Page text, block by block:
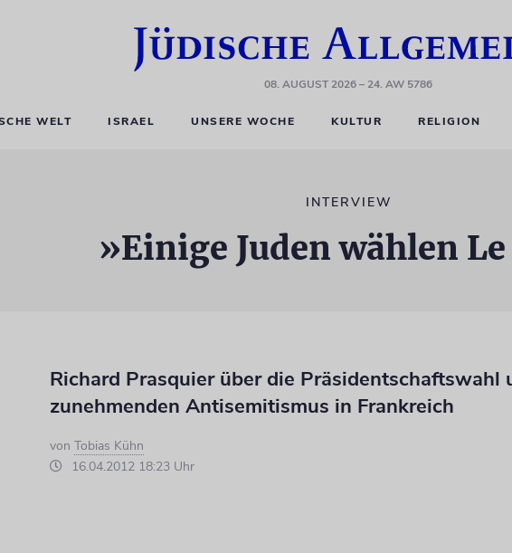
08. AUGUST 2026– 24. AW 5786
WELT ISRAEL UNSERE WOCHE KULTUR RELIGION
INTERVIEW
»Einige Juden wählen
Richard Prasquier über die Präsidentschaftswahl
zunehmenden Antisemitismus in Frankreich
von Tobias Kühn
16.04.2012 18:23 Uhr